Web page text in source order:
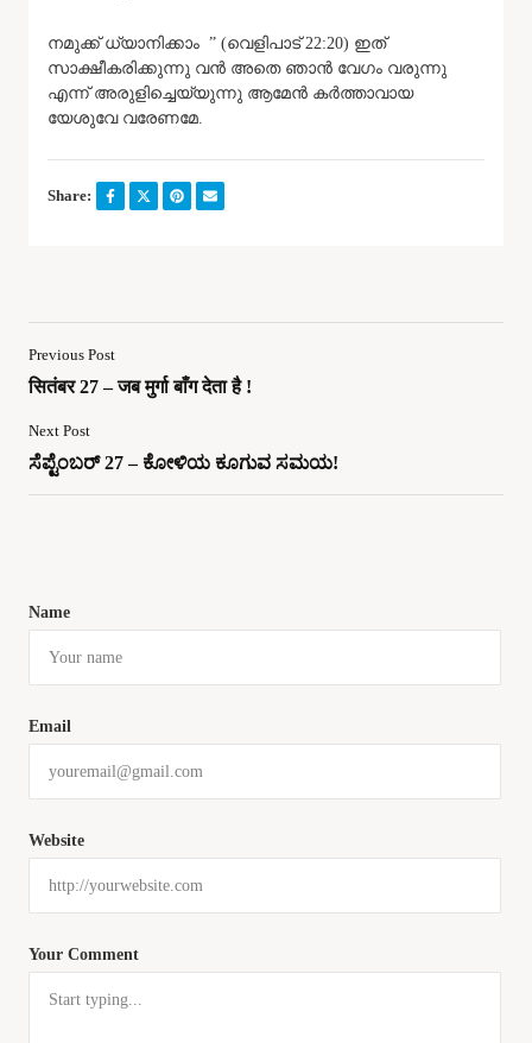
നമുക്ക് ധ്യാനിക്കാം ” (വെളിപാട് 22:20) ഇത്
സാക്ഷീകരിക്കുന്നു വൻ അതെ ഞാൻ വേഗം വരുന്നു
എന്ന് അരുളിച്ചെയ്യുന്നു ആമേൻ കർത്താവായ
യേശുവേ വരേണമേ.
Share:
Previous Post
सितंबर 27 – जब मुर्गा बाँग देता है !
Next Post
ಸೆಪ್ಟೆಂಬರ್ 27 – ಕೋಳಿಯ ಕೂಗುವ ಸಮಯ!
Your Comment
Name
Email
Website